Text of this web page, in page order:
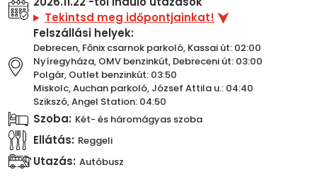
Tekintsd meg időpontjainkat!
Felszállási helyek:
Debrecen, Főnix csarnok parkoló, Kassai út: 02:00
Nyíregyháza, OMV benzinkút, Debreceni út: 03:00
Polgár, Outlet benzinkút: 03:50
Miskolc, Auchan parkoló, József Attila u.: 04:40
Szikszó, Angel Station: 04:50
Szoba: Két- és háromágyas szoba
Ellátás: Reggeli
Utazás: Autóbusz